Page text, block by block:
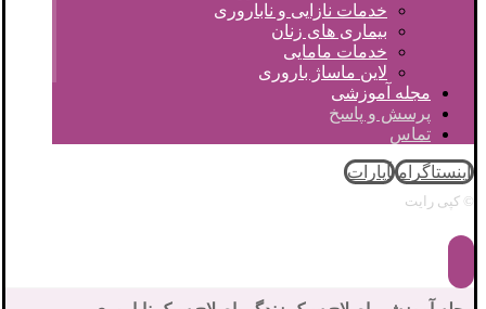
خدمات نازایی و ناباروری
بیماری های زنان
خدمات مامایی
لاین ماساژ باروری
مجله آموزشی
پرسش و پاسخ
تماس
اینستاگرام آپارات
© کپی رایت